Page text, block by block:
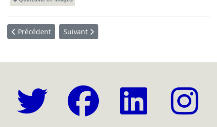
Article précédent : Quinzaine en images - Du 7 au 20
Précédent Article suivant : Quinzaine en images - Du 9
Suivant